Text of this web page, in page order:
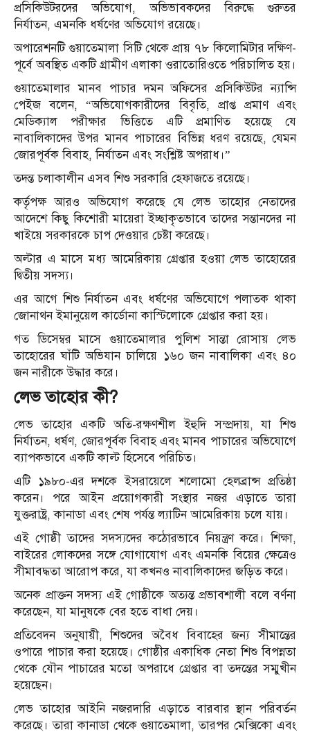
প্রসিকিউটরদের অভিযোগ, অভিভাবকদের বিরুদ্ধে গুরুতর
নির্যাতন, এমনকি ধর্ষণের অভিযোগ রয়েছে।
অপারেশনটি গুয়াতেমালা সিটি থেকে প্রায় ৭৮ কিলোমিটার দক্ষিণ-
পূর্বে অবস্থিত একটি গ্রামীণ এলাকা ওরাতোরিওতে পরিচালিত হয়।
গুয়াতেমালার মানব পাচার দমন অফিসের প্রসিকিউটর ন্যান্সি
পেইজ বলেন, “অভিযোগকারীদের বিবৃতি, প্রাপ্ত প্রমাণ এবং
মেডিক্যাল পরীক্ষার ভিত্তিতে এটি প্রমাণিত হয়েছে যে
নাবালিকাদের উপর মানব পাচারের বিভিন্ন ধরণ রয়েছে, যেমন
জোরপূর্বক বিবাহ, নির্যাতন এবং সংশ্লিষ্ট অপরাধ।”
তদন্ত চলাকালীন এসব শিশু সরকারি হেফাজতে রয়েছে।
কর্তৃপক্ষ আরও অভিযোগ করেছে যে লেভ তাহোর নেতাদের
আদেশে কিছু কিশোরী মায়েরা ইচ্ছাকৃতভাবে তাদের সন্তানদের না
খাইয়ে সরকারকে চাপ দেওয়ার চেষ্টা করেছে।
অল্টার এ মাসে মধ্য আমেরিকায় গ্রেপ্তার হওয়া লেভ তাহোরের
দ্বিতীয় সদস্য।
এর আগে শিশু নির্যাতন এবং ধর্ষণের অভিযোগে পলাতক থাকা
জোনাথন ইমানুয়েল কার্ডোনা কাস্টিলোকে গ্রেপ্তার করা হয়।
গত ডিসেম্বর মাসে গুয়াতেমালার পুলিশ সান্তা রোসায় লেভ
তাহোরের ঘাঁটি অভিযান চালিয়ে ১৬০ জন নাবালিকা এবং ৪০
জন নারীকে উদ্ধার করে।
লেভ তাহোর কী?
লেভ তাহোর একটি অতি-রক্ষণশীল ইহুদি সম্প্রদায়, যা শিশু
নির্যাতন, ধর্ষণ, জোরপূর্বক বিবাহ এবং মানব পাচারের অভিযোগে
ব্যাপকভাবে একটি কাল্ট হিসেবে পরিচিত।
এটি ১৯৮০-এর দশকে ইসরায়েলে শলোমো হেলব্রান্স প্রতিষ্ঠা
করেন। পরে আইন প্রয়োগকারী সংস্থার নজর এড়াতে তারা
যুক্তরাষ্ট্র, কানাডা এবং শেষ পর্যন্ত ল্যাটিন আমেরিকায় চলে যায়।
এই গোষ্ঠী তাদের সদস্যদের কঠোরভাবে নিয়ন্ত্রণ করে। শিক্ষা,
বাইরের লোকদের সঙ্গে যোগাযোগ এবং এমনকি বিয়ের ক্ষেত্রেও
সীমাবদ্ধতা আরোপ করে, যা কখনও নাবালিকাদের জড়িত করে।
অনেক প্রাক্তন সদস্য এই গোষ্ঠীকে অত্যন্ত প্রভাবশালী বলে বর্ণনা
করেছেন, যা মানুষকে বের হতে বাধা দেয়।
প্রতিবেদন অনুযায়ী, শিশুদের অবৈধ বিবাহের জন্য সীমান্তের
ওপারে পাচার করা হয়েছে। গোষ্ঠীর একাধিক নেতা শিশু বিপন্নতা
থেকে যৌন পাচারের মতো অপরাধে গ্রেপ্তার বা তদন্তের সম্মুখীন
হয়েছেন।
লেভ তাহোর আইনি নজরদারি এড়াতে বারবার স্থান পরিবর্তন
করেছে। তারা কানাডা থেকে গুয়াতেমালা, তারপর মেক্সিকো এবং